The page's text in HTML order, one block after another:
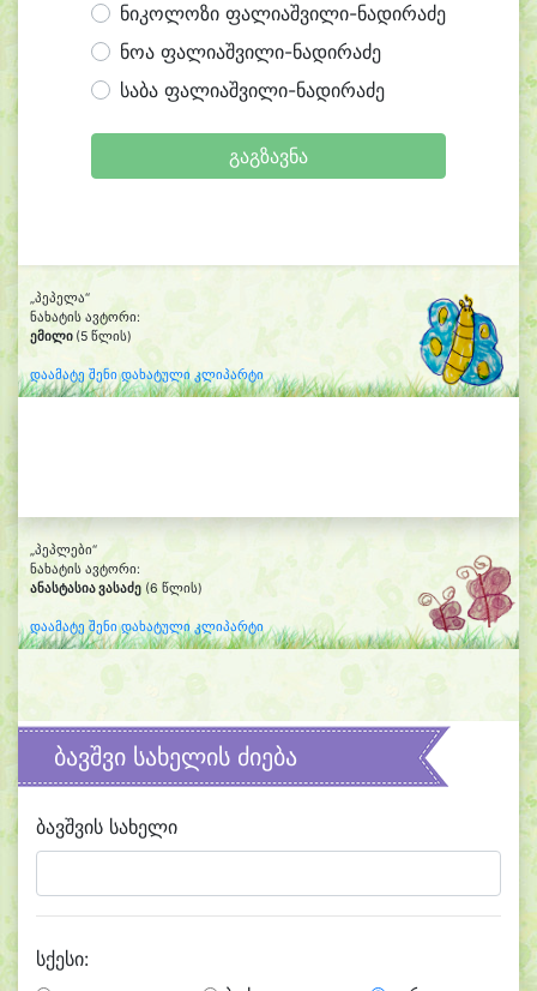
ნიკოლოზი ფალიაშვილი-ნადირაძე
ნოა ფალიაშვილი-ნადირაძე
საბა ფალიაშვილი-ნადირაძე
გაგზავნა
„პეპელა“
ნახატის ავტორი:
ემილი (5 წლის)
დაამატე შენი დახატული კლიპარტი
„პეპლები“
ნახატის ავტორი:
ანასტასია ვასაძე (6 წლის)
დაამატე შენი დახატული კლიპარტი
ბავშვი სახელის ძიება
ბავშვის სახელი
სქესი: